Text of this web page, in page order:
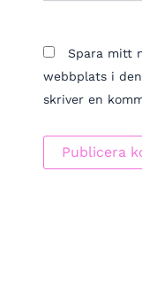
Spara mitt
webbplats i
skriver en